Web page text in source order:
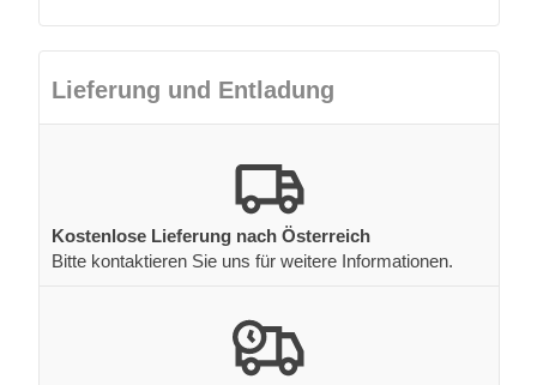
Lieferung und Entladung
Kostenlose Lieferung nach Österreich
Bitte kontaktieren Sie uns für weitere Informationen.